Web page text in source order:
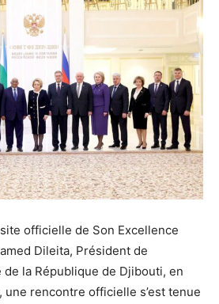
officielle de Son Excellence
Dileita, Président de
de la République de Djibouti, en
une rencontre officielle s’est tenue